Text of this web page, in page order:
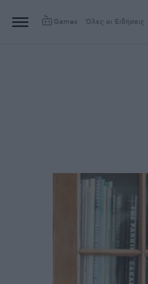
Games Όλες οι Ειδήσεις